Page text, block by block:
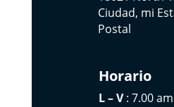
Ciudad, mi
Postal
Horario
L – V: 7.00